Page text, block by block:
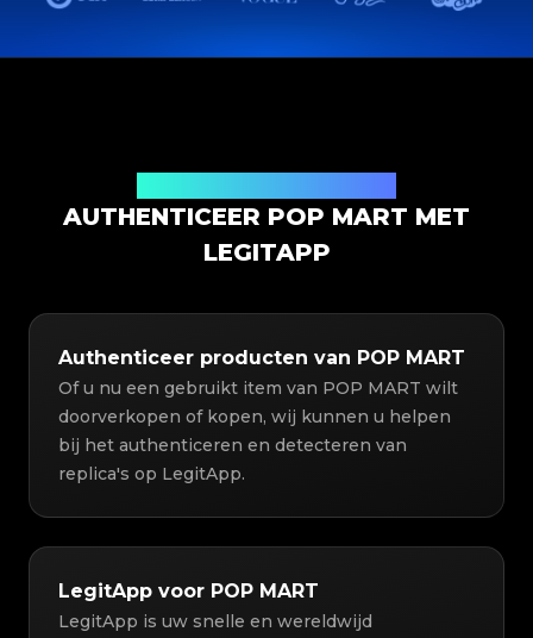
AUTHENTICEER POP MART MET
LEGITAPP
Authenticeer producten van POP MART
Of u nu een gebruikt item van POP MART wilt
doorverkopen of kopen, wij kunnen u helpen
bij het authenticeren en detecteren van
replica's op LegitApp.
LegitApp voor POP MART
LegitApp is uw snelle en wereldwijd